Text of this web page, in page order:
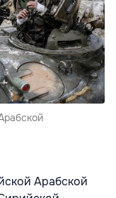
Арабской